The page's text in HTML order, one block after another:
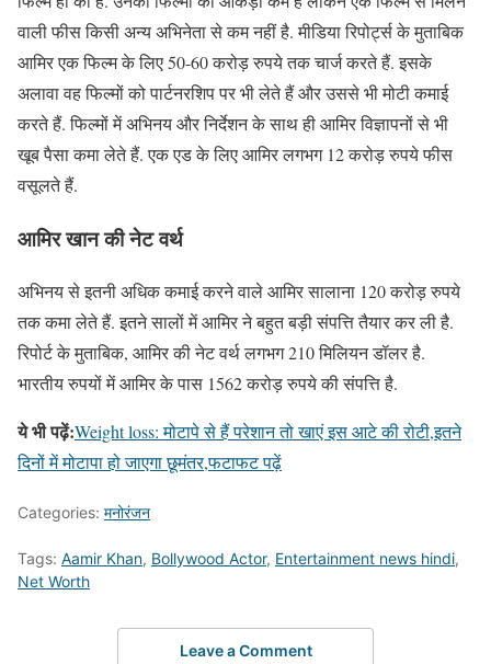
वाली फीस किसी अन्य अभिनेता से कम नहीं है. मीडिया रिपोर्ट्स के मुताबिक
आमिर एक फिल्म के लिए 50-60 करोड़ रुपये तक चार्ज करते हैं. इसके
अलावा वह फिल्मों को पार्टनरशिप पर भी लेते हैं और उससे भी मोटी कमाई
करते हैं. फिल्मों में अभिनय और निर्देशन के साथ ही आमिर विज्ञापनों से भी
खूब पैसा कमा लेते हैं. एक एड के लिए आमिर लगभग 12 करोड़ रुपये फीस
वसूलते हैं.
आमिर खान की नेट वर्थ
अभिनय से इतनी अधिक कमाई करने वाले आमिर सालाना 120 करोड़ रुपये
तक कमा लेते हैं. इतने सालों में आमिर ने बहुत बड़ी संपत्ति तैयार कर ली है.
रिपोर्ट के मुताबिक, आमिर की नेट वर्थ लगभग 210 मिलियन डॉलर है.
भारतीय रुपयों में आमिर के पास 1562 करोड़ रुपये की संपत्ति है.
ये भी पढ़ें:Weight loss: मोटापे से हैं परेशान तो खाएं इस आटे की रोटी,इतने
दिनों में मोटापा हो जाएगा छूमंतर,फटाफट पढ़ें
Categories: मनोरंजन
Tags: Aamir Khan, Bollywood Actor, Entertainment news hindi,
Net Worth
Leave a Comment